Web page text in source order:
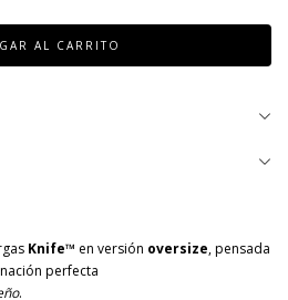
Knife™ en versión oversize, pensada
perfecta
.